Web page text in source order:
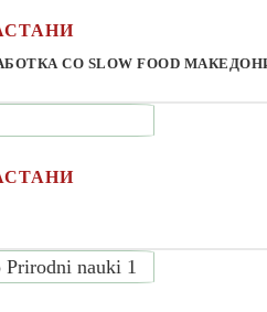
СО SLOW FOOD